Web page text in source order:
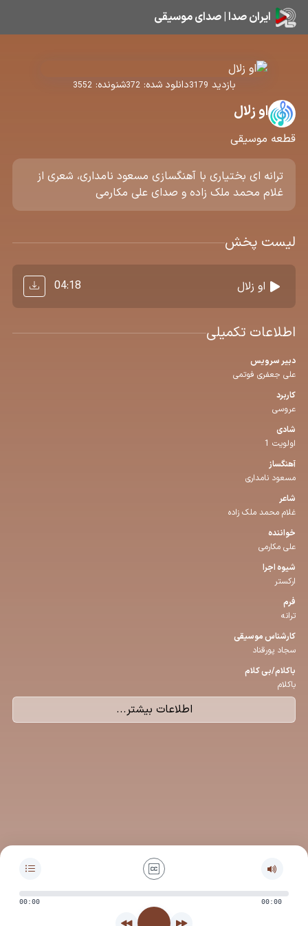
ایران صدا | صدای موسیقی
بازدید 3179دانلود شده: 372شنونده: 3552
او زلال
قطعه موسیقی
ترانه ای بختیاری با آهنگسازی مسعود نامداری، شعری از
غلام محمد ملک زاده و صدای علی مکارمی
لیست پخش
او زلال 04:18
اطلاعات تکمیلی
دبیر سرویس
علی جعفری فوتمی
کاربرد
عروسی
شادی
اولویت 1
آهنگساز
مسعود نامداری
شاعر
غلام محمد ملک زاده
خواننده
علی مکارمی
شیوه اجرا
ارکستر
فرم
ترانه
كارشناس موسیقی
سجاد پورقناد
باكلام/بی كلام
باکلام
اطلاعات بیشتر...
00:00 00:00